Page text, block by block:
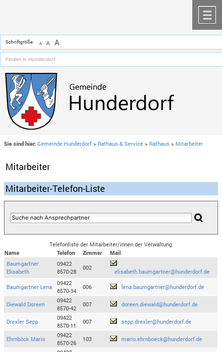
Schriftgröße A A A
Sie sind hier: Gemeinde Hunderdorf > Rathaus & Service > Rathaus > Mitarbeiter
Mitarbeiter
Mitarbeiter-Telefon-Liste
Telefonliste der Mitarbeiter/innen der Verwaltung
Name
Telefon Zimmer
Mail
Baumgartner
Elisabeth
09422
8570-28
002
elisabeth.baumgartner@hunderdorf.de
Baumgartner Lena
09422
8570-34
006 lena.baumgartner@hunderdorf.de
Diewald Doreen
09422
8570-42
007 doreen.diewald@hunderdorf.de
Drexler Sepp
09422
8570-11
007 sepp.drexler@hunderdorf.de
Ehrnböck Mario
09422
8570-26
103 mario.ehrnboeck@hunderdorf.de